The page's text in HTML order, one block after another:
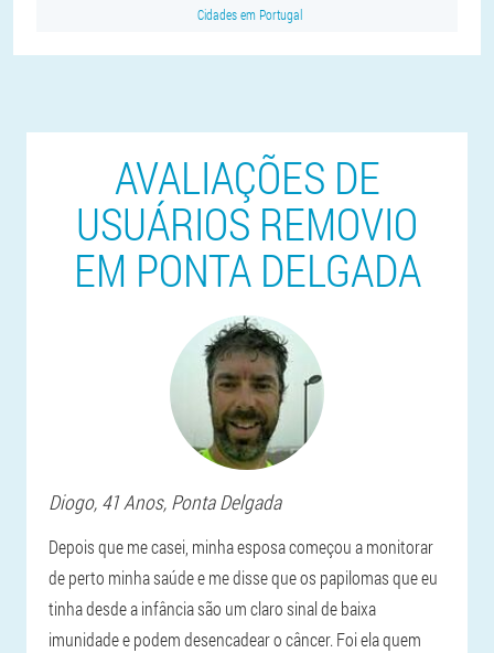
Cidades em Portugal
AVALIAÇÕES DE
USUÁRIOS REMOVIO
EM PONTA DELGADA
Diogo, 41 Anos, Ponta Delgada
Depois que me casei, minha esposa começou a monitorar
de perto minha saúde e me disse que os papilomas que eu
tinha desde a infância são um claro sinal de baixa
imunidade e podem desencadear o câncer. Foi ela quem